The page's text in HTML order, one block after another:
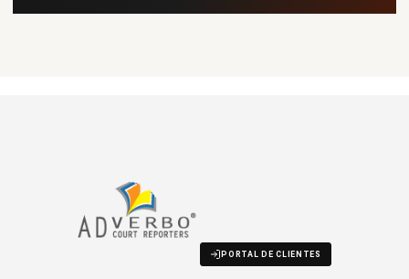
PORTAL DE CLIENTES